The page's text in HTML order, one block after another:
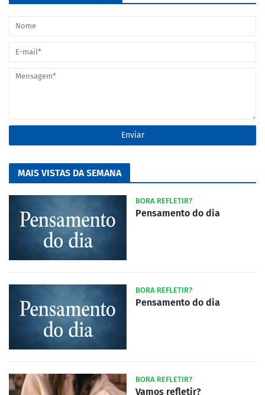
MAIS VISTAS DA SEMANA
BORA REFLETIR?
Pensamento do dia
BORA REFLETIR?
Pensamento do dia
BORA REFLETIR?
Vamos refletir?